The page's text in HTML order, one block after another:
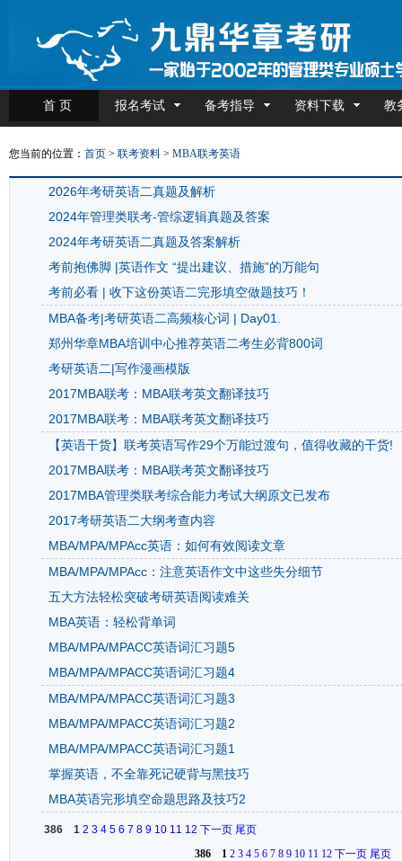
首 页 报名考试 备考指导 资料下载 教
您当前的位置： 首页 > 联考资料 > MBA联考英语
2026年考研英语二真题及解析
2024年管理类联考-管综逻辑真题及答案
2024年考研英语二真题及答案解析
考前抱佛脚 |英语作文 “提出建议、措施”的万能句
考前必看 | 收下这份英语二完形填空做题技巧！
MBA备考|考研英语二高频核心词 | Day01.
郑州华章MBA培训中心推荐英语二考生必背800词
考研英语二|写作漫画模版
2017MBA联考：MBA联考英文翻译技巧
2017MBA联考：MBA联考英文翻译技巧
【英语干货】联考英语写作29个万能过渡句，值得收藏的干货!
2017MBA联考：MBA联考英文翻译技巧
2017MBA管理类联考综合能力考试大纲原文已发布
2017考研英语二大纲考查内容
MBA/MPA/MPAcc英语：如何有效阅读文章
MBA/MPA/MPAcc：注意英语作文中这些失分细节
五大方法轻松突破考研英语阅读难关
MBA英语：轻松背单词
MBA/MPA/MPACC英语词汇习题5
MBA/MPA/MPACC英语词汇习题4
MBA/MPA/MPACC英语词汇习题3
MBA/MPA/MPACC英语词汇习题2
MBA/MPA/MPACC英语词汇习题1
掌握英语，不全靠死记硬背与黑技巧
MBA英语完形填空命题思路及技巧2
386 1 2 3 4 5 6 7 8 9 10 11 12 下一页 尾页
386
1 2 3 4 5 6 7 8 9 10 11 12 下一页 尾页